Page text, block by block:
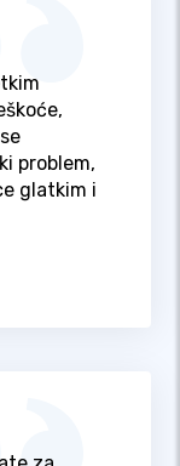
problem,
glatkim i